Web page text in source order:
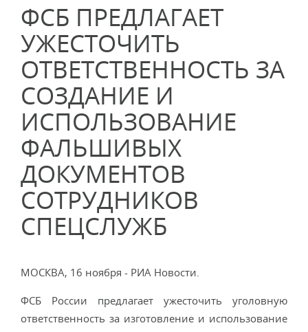
ФСБ ПРЕДЛАГАЕТ
УЖЕСТОЧИТЬ
ОТВЕТСТВЕННОСТЬ ЗА
СОЗДАНИЕ И
ИСПОЛЬЗОВАНИЕ
ФАЛЬШИВЫХ
ДОКУМЕНТОВ
СОТРУДНИКОВ
СПЕЦСЛУЖБ
МОСКВА, 16 ноября - РИА Новости.
ФСБ России предлагает ужесточить уголовную
ответственность за изготовление и использование